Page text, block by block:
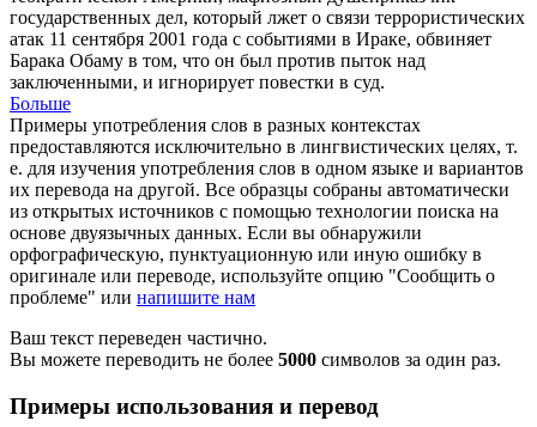
государственных дел, который лжет о связи террористических
атак 11 сентября 2001 года с событиями в Ираке, обвиняет
Барака Обаму в том, что он был против пыток над
заключенными, и игнорирует повестки в суд.
Больше
Примеры употребления слов в разных контекстах
предоставляются исключительно в лингвистических целях, т.
е. для изучения употребления слов в одном языке и вариантов
их перевода на другой. Все образцы собраны автоматически
из открытых источников с помощью технологии поиска на
основе двуязычных данных. Если вы обнаружили
орфографическую, пунктуационную или иную ошибку в
оригинале или переводе, используйте опцию "Сообщить о
проблеме" или напишите нам
Ваш текст переведен частично.
Вы можете переводить не более 5000 символов за один раз.
Примеры использования и перевод